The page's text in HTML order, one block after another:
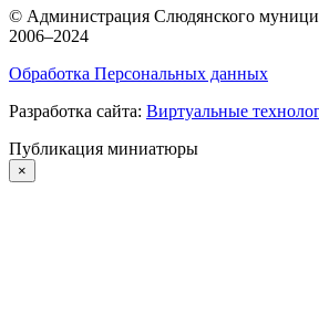
© Администрация Слюдянского
2006–2024
Обработка Персональных данных
Разработка сайта: Виртуальные
Публикация миниатюры
×